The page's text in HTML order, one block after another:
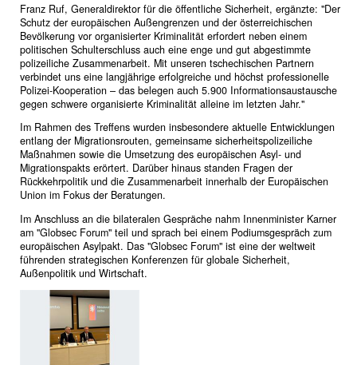
Franz Ruf, Generaldirektor für die öffentliche Sicherheit, ergänzte: "Der
Schutz der europäischen Außengrenzen und der österreichischen
Bevölkerung vor organisierter Kriminalität erfordert neben einem
politischen Schulterschluss auch eine enge und gut abgestimmte
polizeiliche Zusammenarbeit. Mit unseren tschechischen Partnern
verbindet uns eine langjährige erfolgreiche und höchst professionelle
Polizei-Kooperation – das belegen auch 5.900 Informationsaustausche
gegen schwere organisierte Kriminalität alleine im letzten Jahr."
Im Rahmen des Treffens wurden insbesondere aktuelle Entwicklungen
entlang der Migrationsrouten, gemeinsame sicherheitspolizeiliche
Maßnahmen sowie die Umsetzung des europäischen Asyl- und
Migrationspakts erörtert. Darüber hinaus standen Fragen der
Rückkehrpolitik und die Zusammenarbeit innerhalb der Europäischen
Union im Fokus der Beratungen.
Im Anschluss an die bilateralen Gespräche nahm Innenminister Karner
am "Globsec Forum" teil und sprach bei einem Podiumsgespräch zum
europäischen Asylpakt. Das "Globsec Forum" ist eine der weltweit
führenden strategischen Konferenzen für globale Sicherheit,
Außenpolitik und Wirtschaft.